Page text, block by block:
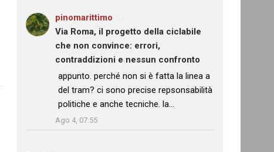
pinomarittimo
Via Roma, il progetto della ciclabile
che non convince: errori,
contraddizioni e nessun confronto
: “
appunto. perché non si è fatta la linea a
del tram? ci sono precise repsonsabilità
politiche e anche tecniche. la…
Ago 4, 07:55